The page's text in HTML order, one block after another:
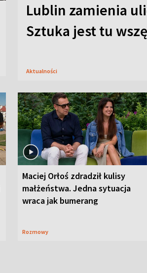
Lublin zamienia
Sztuka jest tu
Aktualności
Maciej Orłoś zdradził kulisy
małżeństwa. Jedna sytuacja
wraca jak bumerang
Rozmowy